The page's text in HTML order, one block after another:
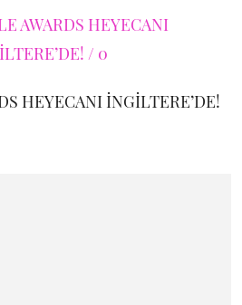
HEYECANI İNGİLTERE’DE!